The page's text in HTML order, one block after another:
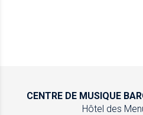
CENTRE DE MUSIQUE
Hôtel des